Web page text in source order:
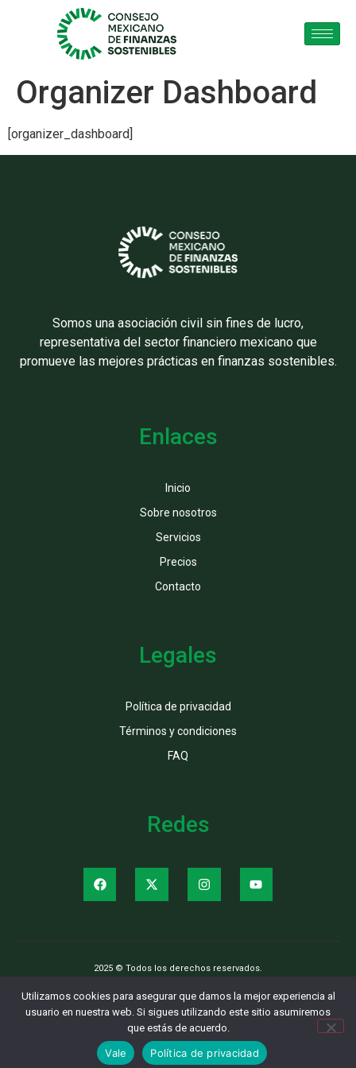
Organizer Dashboard
[organizer_dashboard]
Somos una asociación civil sin fines de lucro,
representativa del sector financiero mexicano que
promueve las mejores prácticas en finanzas sostenibles.
Enlaces
Inicio
Sobre nosotros
Servicios
Precios
Contacto
Legales
Política de privacidad
Términos y condiciones
FAQ
Redes
2025 © Todos los derechos reservados.
Utilizamos cookies para asegurar que damos la mejor experiencia al
usuario en nuestra web. Si sigues utilizando este sitio asumiremos
que estás de acuerdo.
Vale Política de privacidad